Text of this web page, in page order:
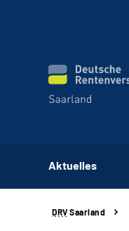
Aktuelles
DRV Saarland